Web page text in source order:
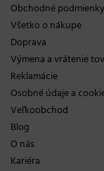
Obchodné podmienky
Všetko o nákupe
Doprava
Výmena a vrátenie
Reklamácie
Osobné údaje a
Veľkoobchod
Blog
O nás
Kariéra